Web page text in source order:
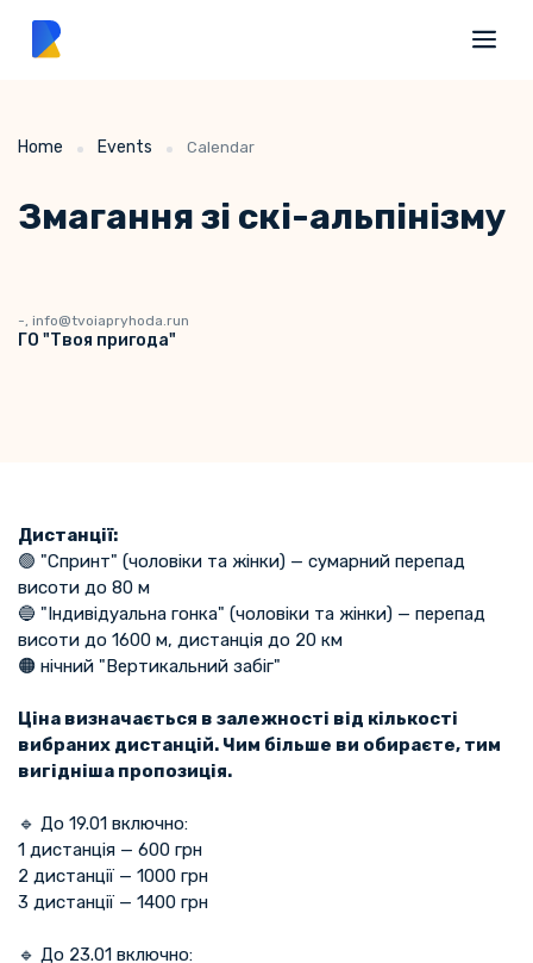
Home Events Calendar
Змагання зі скі-альпінізму
-, info@tvoiapryhoda.run
ГО "Твоя пригода"
Дистанції:
🟢 "Спринт" (чоловіки та жінки) — сумарний перепад
висоти до 80 м
🔵 "Індивідуальна гонка" (чоловіки та жінки) — перепад
висоти до 1600 м, дистанція до 20 км
🟠 нічний "Вертикальний забіг"
Ціна визначається в залежності від кількості
вибраних дистанцій. Чим більше ви обираєте, тим
вигідніша пропозиція.
🔹 До 19.01 включно:
1 дистанція — 600 грн
2 дистанції — 1000 грн
3 дистанції — 1400 грн
🔹 До 23.01 включно: